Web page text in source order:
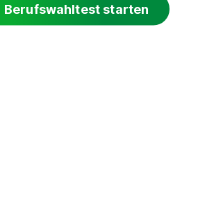
Berufswahltest starten